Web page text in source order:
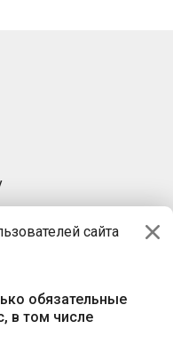
сайта
обязательные
в том числе
БАЙ»
пр-т Независимости